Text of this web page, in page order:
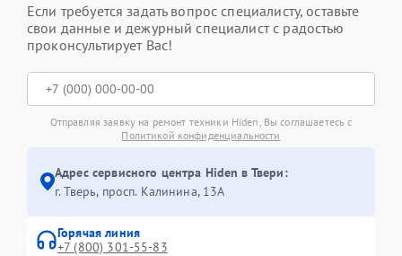
Если требуется задать вопрос специалисту, оставьте
свои данные и дежурный специалист с радостью
проконсультирует Вас!
Отправляя заявку на ремонт техники Hiden, Вы соглашаетесь с
Политикой конфиденциальности
Адрес сервисного центра Hiden в Твери:
г. Тверь, просп. Калинина, 13А
Горячая линия
+7 (800) 301-55-83